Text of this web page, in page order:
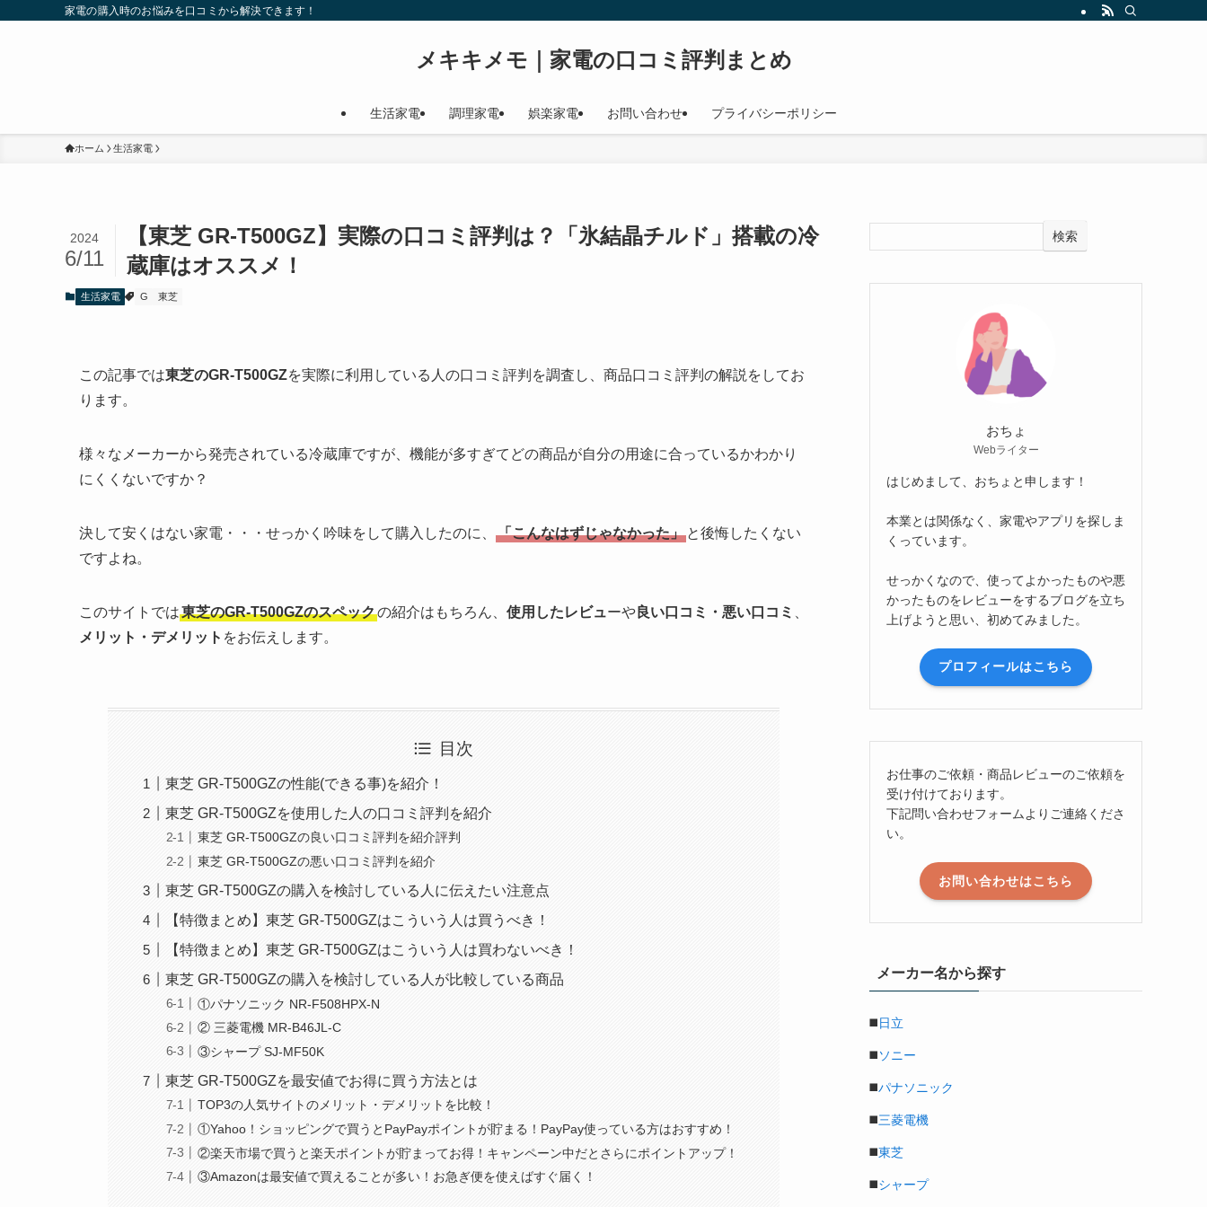
家電の購入時のお悩みを口コミから解決できます！
メキキメモ｜家電の口コミ評判まとめ
生活家電 調理家電 娯楽家電 お問い合わせ プライバシーポリシー
ホーム 生活家電
【東芝 GR-T500GZ】実際の口コミ評判は？「氷結晶チルド」搭載の冷
蔵庫はオススメ！
2024
6/11
生活家電 G 東芝
この記事では東芝のGR-T500GZを実際に利用している人の口コミ評判を調査し、商品口コミ評判の解説をしてお
ります。
様々なメーカーから発売されている冷蔵庫ですが、機能が多すぎてどの商品が自分の用途に合っているかわかり
にくくないですか？
決して安くはない家電・・・せっかく吟味をして購入したのに、 「こんなはずじゃなかった」 と後悔したくない
ですよね。
このサイトでは東芝のGR-T500GZのスペックの紹介はもちろん、 使用したレビューや 良い口コミ・悪い口コミ
メリット・デメリット をお伝えします。
目次
東芝 GR-T500GZの性能(できる事)を紹介！
東芝 GR-T500GZを使用した人の口コミ評判を紹介
東芝 GR-T500GZの良い口コミ評判を紹介評判
東芝 GR-T500GZの悪い口コミ評判を紹介
東芝 GR-T500GZの購入を検討している人に伝えたい注意点
【特徴まとめ】東芝 GR-T500GZはこういう人は買うべき！
【特徴まとめ】東芝 GR-T500GZはこういう人は買わないべき！
東芝 GR-T500GZの購入を検討している人が比較している商品
①パナソニック NR-F508HPX-N
② 三菱電機 MR-B46JL-C
③シャープ SJ-MF50K
東芝 GR-T500GZを最安値でお得に買う方法とは
TOP3の人気サイトのメリット・デメリットを比較！
①Yahoo！ショッピングで買うとPayPayポイントが貯まる！PayPay使っている方はおすすめ！
②楽天市場で買うと楽天ポイントが貯まってお得！キャンペーン中だとさらにポイントアップ！
③Amazonは最安値で買えることが多い！お急ぎ便を使えばすぐ届く！
検索
おちょ
Webライター
はじめまして、おちょと申します！
本業とは関係なく、家電やアプリを探しま
くっています。
せっかくなので、使ってよかったものや悪
かったものをレビューをするブログを立ち
上げようと思い、初めてみました。
プロフィールはこちら
お仕事のご依頼・商品レビューのご依頼を
受け付けております。
下記問い合わせフォームよりご連絡くださ
い。
お問い合わせはこちら
メーカー名から探す
◼️日立
◼️ソニー
◼️パナソニック
◼️三菱電機
◼️東芝
◼️シャープ